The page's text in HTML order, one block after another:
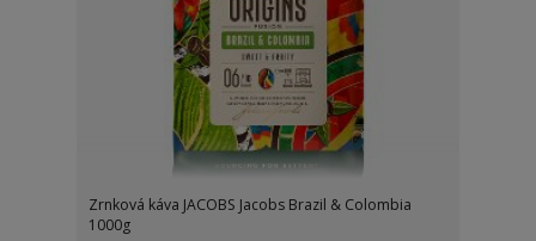
Zrnková káva JACOBS Jacobs Brazil & Colombia
1000g